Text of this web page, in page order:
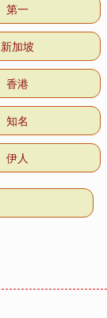
第一
新加坡
香港
知名
伊人